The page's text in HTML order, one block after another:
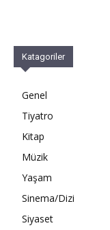
Katagoriler
Genel
Tiyatro
Kitap
Müzik
Yaşam
Sinema/Dizi
Siyaset